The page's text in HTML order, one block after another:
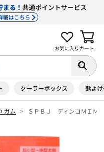
る！ 共通ポイントサービス
細はこちら
お気に入り カート
クーラーボックス 熊よ
ガム ＳＰＢＪ ディンゴＭＩＭ